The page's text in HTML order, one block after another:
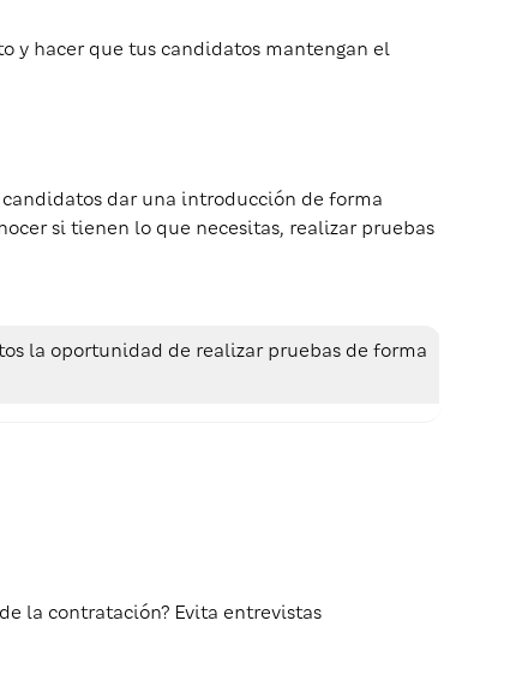
y hacer que tus candidatos mantengan el
dar una introducción de forma
si tienen lo que necesitas, realizar pruebas
la oportunidad de realizar pruebas de forma
la contratación? Evita entrevistas